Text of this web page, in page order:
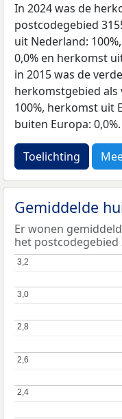
In 2024 was de
postcodegebied
uit Nederland:
0,0% en herkomst
in 2015 was de
herkomstgebied
100%, herkomst uit
buiten Europa: 0,0%.
Toelichting
Gemiddelde
Er wonen
het postcodegebied
2,4
2,4
2,6
2,6
2,8
2,8
3,0
3,0
3,2
3,2